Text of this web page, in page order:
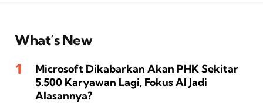
What’s New
Microsoft Dikabarkan Akan PHK Sekitar
5.500 Karyawan Lagi, Fokus AI Jadi
Alasannya?